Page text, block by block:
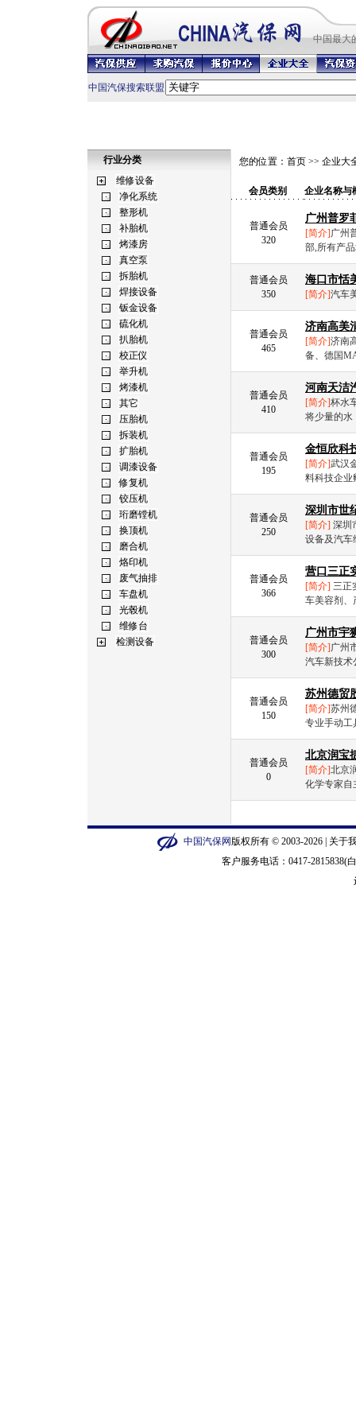
中国最大
中国汽保搜索联盟
行业分类 您的位置： 首页 >> 企业大
会员类别 企业名称与
普通会员
320
广州普罗
[简介]广州
部,所有产
普通会员
350
海口市恬
[简介]汽车
普通会员
465
济南高美
[简介]济南
备、德国
普通会员
410
河南天洁
[简介]杯水
将少量的水
普通会员
195
金恒欣科
[简介]武汉
料科技企业
普通会员
250
深圳市世
[简介] 深圳
设备及汽车
普通会员
366
营口三正
[简介] 三正
车美容剂、
普通会员
300
广州市宇
[简介]广州
汽车新技术
普通会员
150
苏州德贸
[简介]苏州
专业手动
普通会员
0
北京润宝
[简介]北京
化学专家自
中国汽保网版权所有 © 2003-2026 | 关于
客户服务电话：0417-